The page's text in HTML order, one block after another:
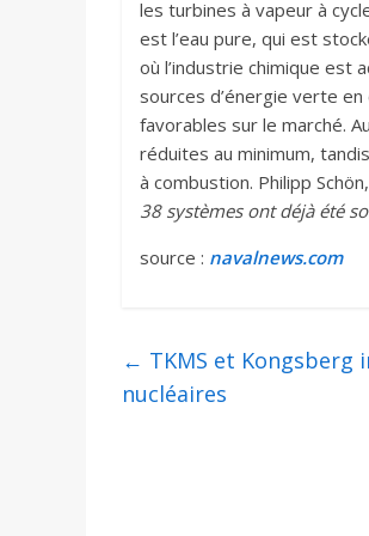
les turbines à vapeur à
est l’eau pure, qui est
où l’industrie chimique est
sources d’énergie verte
favorables sur le marché.
réduites au minimum,
à combustion. Philipp
38 systèmes ont déjà été
source : navalnews.com
← TKMS et
nucléaires